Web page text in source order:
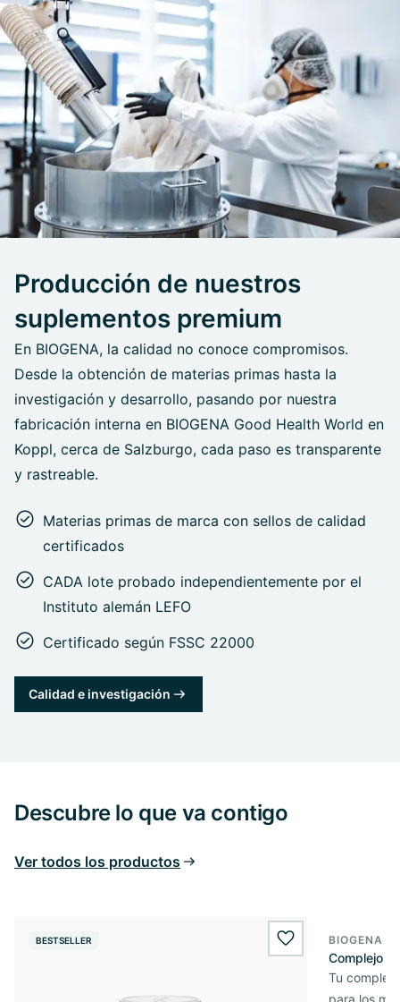
Producción de nuestros
suplementos premium
En BIOGENA, la calidad no conoce compromisos.
Desde la obtención de materias primas hasta la
investigación y desarrollo, pasando por nuestra
fabricación interna en BIOGENA Good Health World en
Koppl, cerca de Salzburgo, cada paso es transparente
y rastreable.
Materias primas de marca con sellos de calidad
certificados
CADA lote probado independientemente por el
Instituto alemán LEFO
Certificado según FSSC 22000
Calidad e investigación
Descubre lo que va contigo
Ver todos los productos
BESTSELLER wishlist.add
BIOGENA
Complejo
Tu
para los